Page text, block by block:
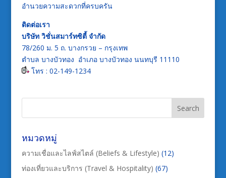
อำนวยความสะดวกที่ครบครัน
ติดต่อเรา
บริษัท วิชั่นสมาร์ทซิตี้ จำกัด
78/260 ม. 5 ถ. บางกรวย – กรุงเทพ
ตำบล บางบัวทอง อำเภอ บางบัวทอง นนทบุรี 11110
โทร : 02-149-1234
หมวดหมู่
ความเชื่อและไลฟ์สไตล์ (Beliefs & Lifestyle) (12)
ท่องเที่ยวและบริการ (Travel & Hospitality) (67)